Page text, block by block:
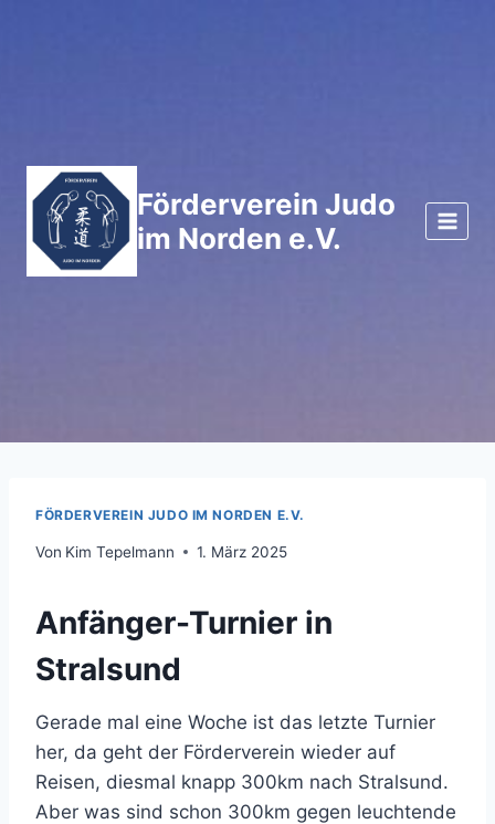
Förderverein Judo
im Norden e.V.
FÖRDERVEREIN JUDO IM NORDEN E.V.
Von Kim Tepelmann 1. März 2025
Anfänger-Turnier in
Stralsund
Gerade mal eine Woche ist das letzte Turnier
her, da geht der Förderverein wieder auf
Reisen, diesmal knapp 300km nach Stralsund.
Aber was sind schon 300km gegen leuchtende